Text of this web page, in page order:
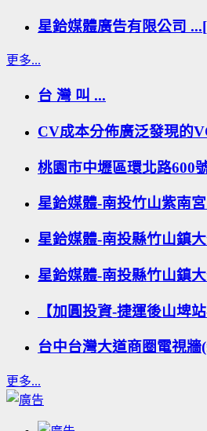
星鉿媒體廣告有限公司
更多...
台 灣 叫 ...
CV成本分佈廣泛發現的
桃園市中壢區環北路600
星鉿媒體-南投竹山紫南
星鉿媒體-南投縣竹山鎮
星鉿媒體-南投縣竹山鎮
【加圓投資-捷運後山埤
台中台灣大道商圈電視牆
更多...